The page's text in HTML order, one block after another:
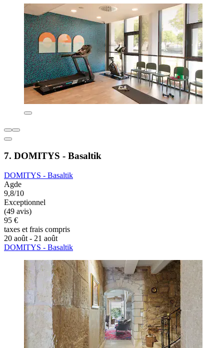
7. DOMITYS - Basaltik
DOMITYS - Basaltik
Agde
9,8/10
Exceptionnel
(49 avis)
95 €
taxes et frais compris
20 août - 21 août
DOMITYS - Basaltik